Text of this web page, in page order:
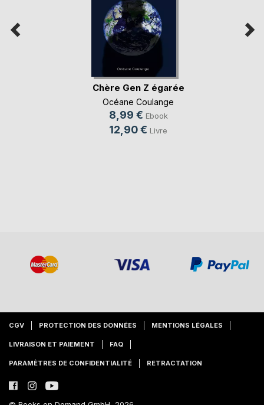
Chère Gen Z égarée
Océane Coulange
8,99 € Ebook
12,90 € Livre
CGV PROTECTION DES DONNÉES MENTIONS LÉGALES
LIVRAISON ET PAIEMENT FAQ
PARAMÈTRES DE CONFIDENTIALITÉ RETRACTATION